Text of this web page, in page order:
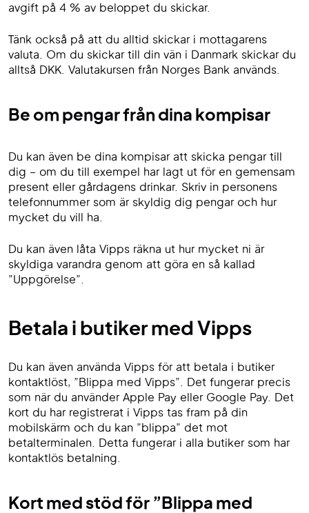
avgift på 4 % av beloppet du skickar.
Tänk också på att du alltid skickar i mottagarens
valuta. Om du skickar till din vän i Danmark skickar du
alltså DKK. Valutakursen från Norges Bank används.
Be om pengar från dina kompisar
Du kan även be dina kompisar att skicka pengar till
dig – om du till exempel har lagt ut för en gemensam
present eller gårdagens drinkar. Skriv in personens
telefonnummer som är skyldig dig pengar och hur
mycket du vill ha.
Du kan även låta Vipps räkna ut hur mycket ni är
skyldiga varandra genom att göra en så kallad
”Uppgörelse”.
Betala i butiker med Vipps
Du kan även använda Vipps för att betala i butiker
kontaktlöst, ”Blippa med Vipps”. Det fungerar precis
som när du använder Apple Pay eller Google Pay. Det
kort du har registrerat i Vipps tas fram på din
mobilskärm och du kan ”blippa” det mot
betalterminalen. Detta fungerar i alla butiker som har
kontaktlös betalning.
Kort med stöd för ”Blippa med